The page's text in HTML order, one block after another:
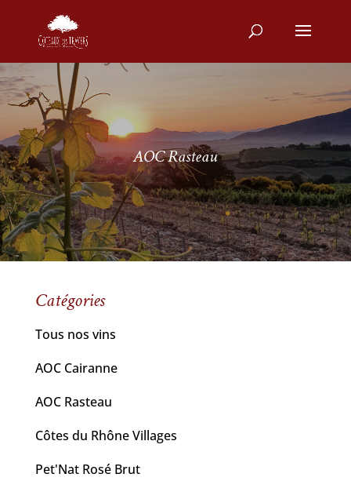
AOC Rasteau
Catégories
Tous nos vins
AOC Cairanne
AOC Rasteau
Côtes du Rhône Villages
Pet'Nat Rosé Brut